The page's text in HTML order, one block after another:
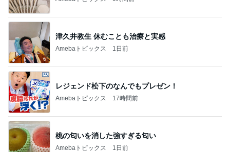
津久井教生 休むことも治療と実感
Amebaトピックス 1日前
レジェンド松下のなんでもプレゼン！
Amebaトピックス 17時間前
桃の匂いを消した強すぎる匂い
Amebaトピックス 1日前